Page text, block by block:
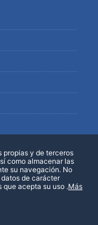
propias y de terceros
como almacenar las
su navegación. No
de carácter
que acepta su uso .Más